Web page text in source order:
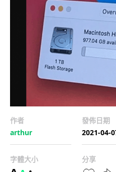
作者
arthur
發佈日期
2021-04-
字體大小 分享